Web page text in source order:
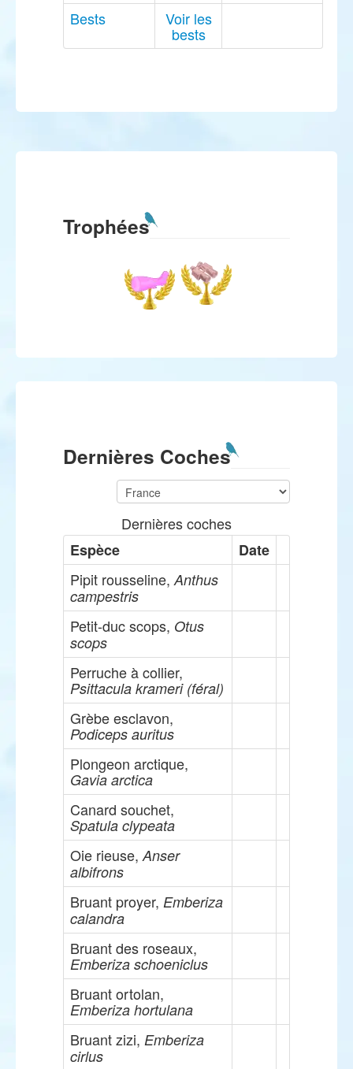
Bests Voir les
bests
Trophées
Dernières Coches
Dernières coches
Espèce
Date
Pipit rousseline, Anthus
campestris
Petit-duc scops, Otus
scops
Perruche à collier,
Psittacula krameri (féral)
Grèbe esclavon,
Podiceps auritus
Plongeon arctique,
Gavia arctica
Canard souchet,
Spatula clypeata
Oie rieuse, Anser
albifrons
Bruant proyer, Emberiza
calandra
Bruant des roseaux,
Emberiza schoeniclus
Bruant ortolan,
Emberiza hortulana
Bruant zizi, Emberiza
cirlus